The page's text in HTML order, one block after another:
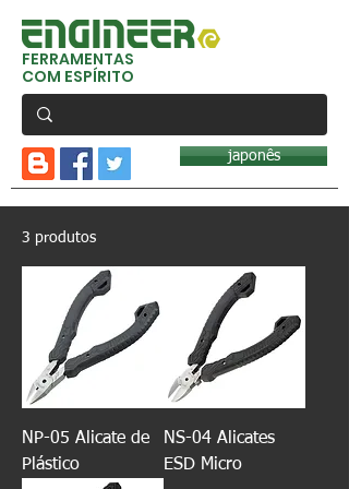
FERRAMENTAS
COM ESPÍRITO
japonês
3 produtos
NP-05 Alicate de
Plástico
NS-04 Alicates
ESD Micro